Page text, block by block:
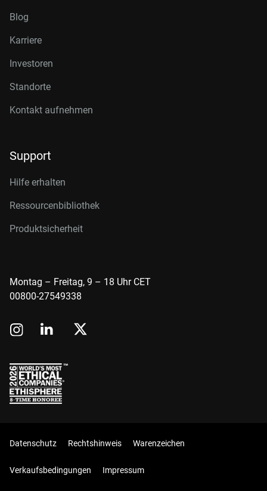
Blog
Karriere
Investoren
Standorte
Kontakt aufnehmen
Support
Hilfe erhalten
Ressourcenbibliothek
Produktsicherheit
Montag – Freitag, 9 – 18 Uhr CET
00800-27549338
Datenschutz Rechtshinweis Warenzeichen
Verkaufsbedingungen Impressum